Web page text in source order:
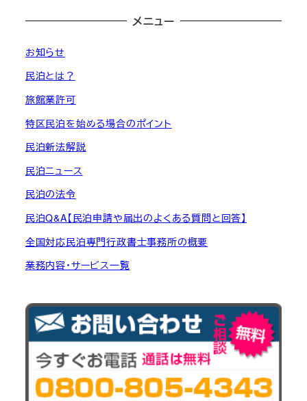
メニュー
お知らせ
民泊とは？
旅館業許可
特区民泊を始める場合のポイント
民泊新法解説
民泊ニュース
民泊の法令
民泊Q&A【民泊申請や届出のよくある質問と回答】
全国対応民泊専門行政書士事務所の概要
業務内容・サービス一覧